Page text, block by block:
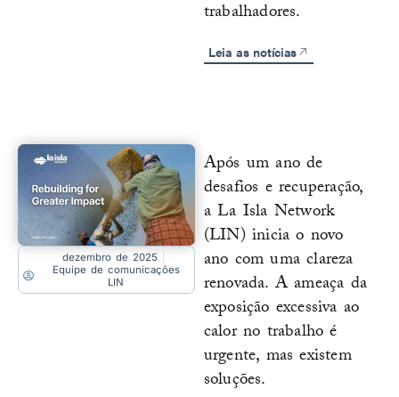
trabalhadores.
Leia as notícias
dezembro de 2025
Equipe de comunicações
LIN
Após um ano de
desafios e recuperação,
a La Isla Network
(LIN) inicia o novo
ano com uma clareza
renovada. A ameaça da
exposição excessiva ao
calor no trabalho é
urgente, mas existem
soluções.